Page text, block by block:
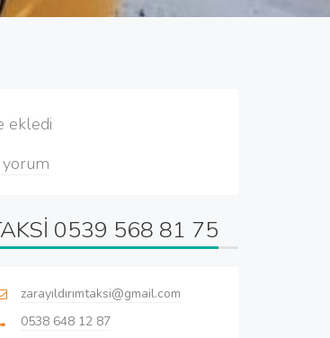
ekledi
0539 568 81 75
zarayıldırımtaksi@gmail.com
0538 648 12 87